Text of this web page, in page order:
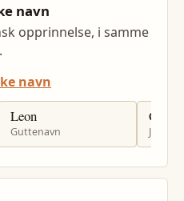
navn
opprinnelse, i samme
navn
Leon
Guttenavn
Celine